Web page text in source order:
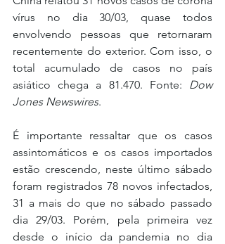
vírus no dia 30/03, quase todos
envolvendo pessoas que retornaram
recentemente do exterior. Com isso, o
total acumulado de casos no país
asiático chega a 81.470. Fonte: Dow
Jones Newswires.
É importante ressaltar que os casos
assintomáticos e os casos importados
estão crescendo, neste último sábado
foram registrados 78 novos infectados,
31 a mais do que no sábado passado
dia 29/03. Porém, pela primeira vez
desde o início da pandemia no dia